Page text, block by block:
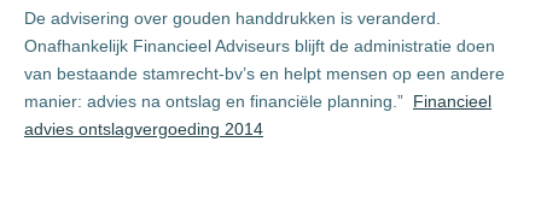
De advisering over gouden handdrukken is veranderd.
Onafhankelijk Financieel Adviseurs blijft de administratie doen
van bestaande stamrecht-bv’s en helpt mensen op een andere
manier: advies na ontslag en financiële planning.” Financieel
advies ontslagvergoeding 2014